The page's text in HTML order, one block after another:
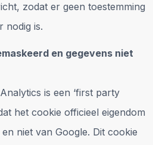
zodat er geen toestemming
nodig is.
en gegevens niet
is een ‘first party
het cookie officieel eigendom
niet van Google. Dit cookie